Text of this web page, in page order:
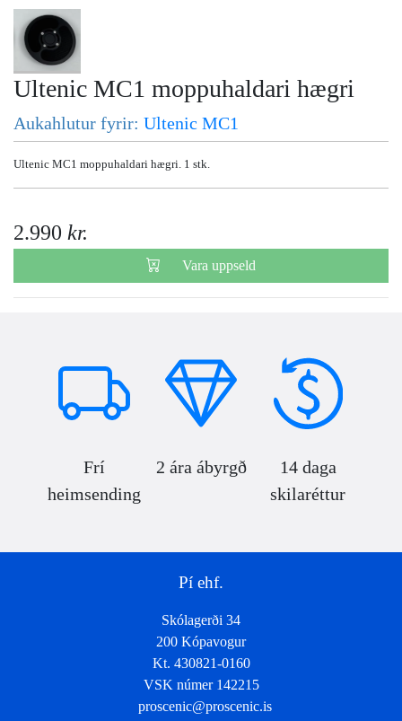
Ultenic MC1 moppuhaldari hægri
Aukahlutur fyrir: Ultenic MC1
Ultenic MC1 moppuhaldari hægri. 1 stk.
2.990 kr.
Vara uppseld
Frí
heimsending
2 ára ábyrgð
14 daga
skilaréttur
Pí ehf.
Skólagerði 34
200 Kópavogur
Kt. 430821-0160
VSK númer 142215
proscenic@proscenic.is